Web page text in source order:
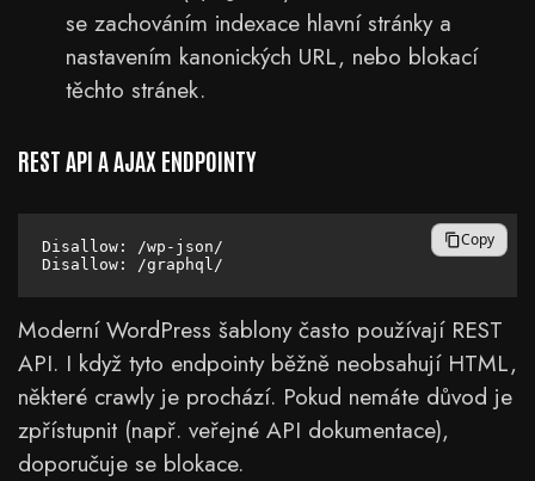
se zachováním indexace hlavní stránky a
nastavením kanonických URL, nebo blokací
těchto stránek.
REST API A AJAX ENDPOINTY
Disallow: /wp-json/
Copy
Moderní WordPress šablony často používají REST
API. I když tyto endpointy běžně neobsahují HTML,
některé crawly je prochází. Pokud nemáte důvod je
zpřístupnit (např. veřejné API dokumentace),
doporučuje se blokace.